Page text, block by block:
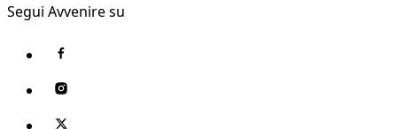
Segui Avvenire su